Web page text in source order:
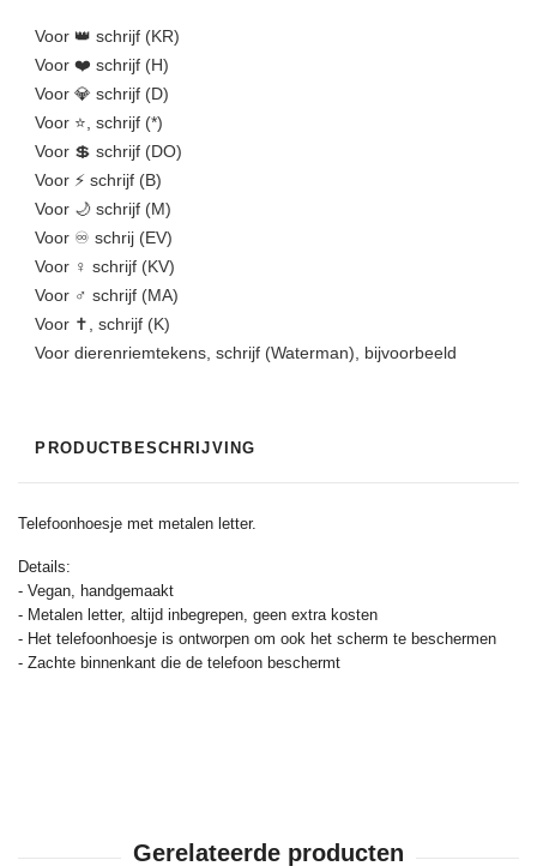
Voor 👑 schrijf (KR)
Voor ❤️ schrijf (H)
Voor 💎 schrijf (D)
Voor ⭐, schrijf (*)
Voor 💲 schrijf (DO)
Voor ⚡ schrijf (B)
Voor 🌙 schrijf (M)
Voor ♾️ schrij (EV)
Voor ♀️ schrijf (KV)
Voor ♂️️ schrijf (MA)
Voor ✝, schrijf (K)
Voor dierenriemtekens, schrijf (Waterman), bijvoorbeeld
PRODUCTBESCHRIJVING
Telefoonhoesje met metalen letter.
Details:
- Vegan, handgemaakt
- Metalen letter, altijd inbegrepen, geen extra kosten
- Het telefoonhoesje is ontworpen om ook het scherm te beschermen
- Zachte binnenkant die de telefoon beschermt